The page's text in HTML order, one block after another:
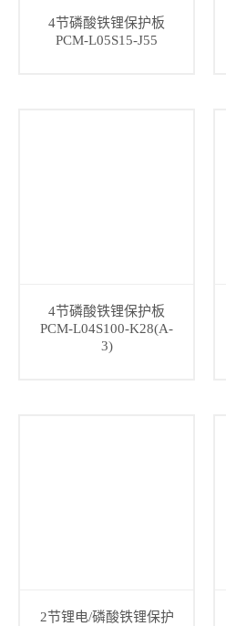
4节磷酸铁锂保护板
PCM-L05S15-J55
4节磷酸铁锂保护板
PCM-L04S100-K28(A-
3)
2节锂电/磷酸铁锂保护